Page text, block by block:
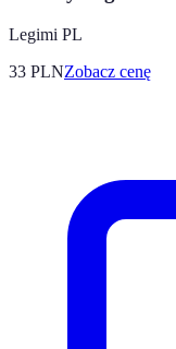
Legimi PL
33 PLNZobacz cenę